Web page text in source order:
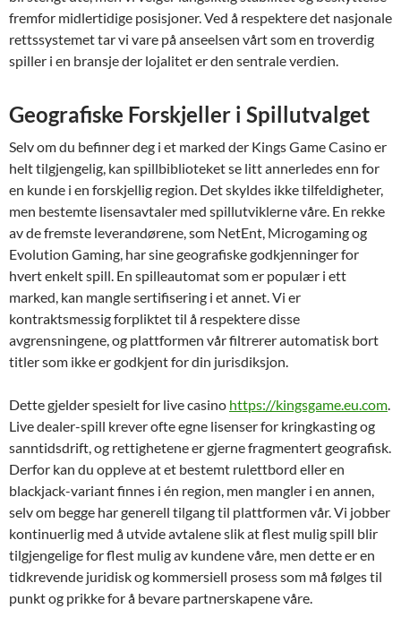
fremfor midlertidige posisjoner. Ved å respektere det nasjonale
rettssystemet tar vi vare på anseelsen vårt som en troverdig
spiller i en bransje der lojalitet er den sentrale verdien.
Geografiske Forskjeller i Spillutvalget
Selv om du befinner deg i et marked der Kings Game Casino er
helt tilgjengelig, kan spillbiblioteket se litt annerledes enn for
en kunde i en forskjellig region. Det skyldes ikke tilfeldigheter,
men bestemte lisensavtaler med spillutviklerne våre. En rekke
av de fremste leverandørene, som NetEnt, Microgaming og
Evolution Gaming, har sine geografiske godkjenninger for
hvert enkelt spill. En spilleautomat som er populær i ett
marked, kan mangle sertifisering i et annet. Vi er
kontraktsmessig forpliktet til å respektere disse
avgrensningene, og plattformen vår filtrerer automatisk bort
titler som ikke er godkjent for din jurisdiksjon.
Dette gjelder spesielt for live casino https://kingsgame.eu.com
Live dealer-spill krever ofte egne lisenser for kringkasting og
sanntidsdrift, og rettighetene er gjerne fragmentert geografisk.
Derfor kan du oppleve at et bestemt rulettbord eller en
blackjack-variant finnes i én region, men mangler i en annen,
selv om begge har generell tilgang til plattformen vår. Vi jobber
kontinuerlig med å utvide avtalene slik at flest mulig spill blir
tilgjengelige for flest mulig av kundene våre, men dette er en
tidkrevende juridisk og kommersiell prosess som må følges til
punkt og prikke for å bevare partnerskapene våre.